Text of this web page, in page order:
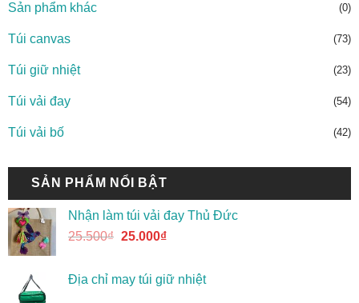
Sản phẩm khác (0)
Túi canvas (73)
Túi giữ nhiệt (23)
Túi vải đay (54)
Túi vải bố (42)
SẢN PHẨM NỔI BẬT
Nhận làm túi vải đay Thủ Đức
25.500₫ 25.000₫
Địa chỉ may túi giữ nhiệt